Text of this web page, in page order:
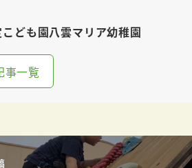
ども園八雲マリア幼稚園
事一覧